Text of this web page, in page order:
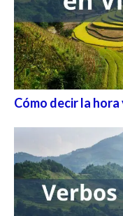
Cómo decir la